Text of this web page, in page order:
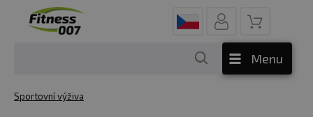
Menu
Sportovní výživa